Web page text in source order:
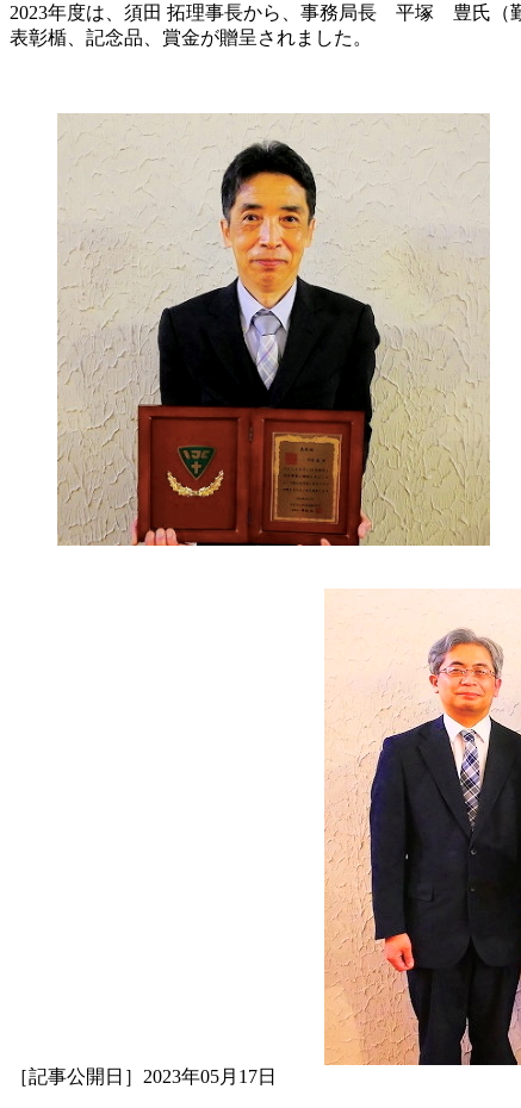
2023年度は、須田 拓理事長から、事務局長 平塚 豊氏（
表彰楯、記念品、賞金が贈呈されました。
［記事公開日］2023年05月17日